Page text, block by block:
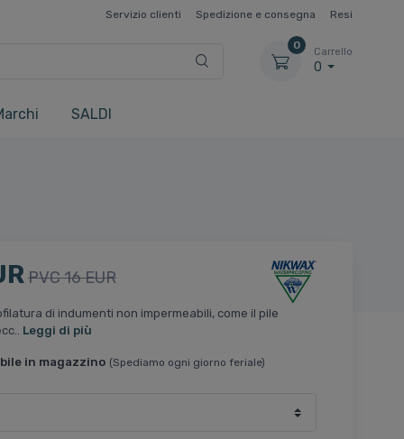
Servizio clienti Spedizione e consegna Resi
0
Carrello
0
SALDI
PVC 16 EUR
di indumenti non impermeabili, come il pile
Leggi di più
in magazzino (Spediamo ogni giorno feriale)